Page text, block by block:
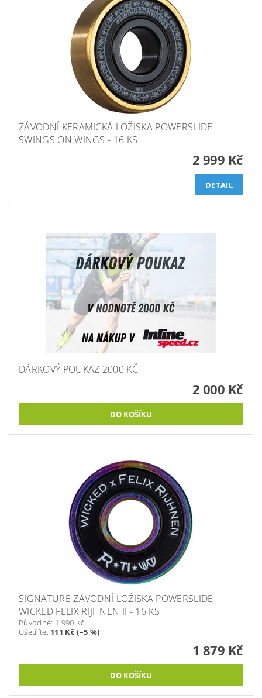
ZÁVODNÍ KERAMICKÁ LOŽISKA POWERSLIDE
SWINGS ON WINGS - 16 KS
2 999 Kč
DETAIL
DÁRKOVÝ POUKAZ 2000 KČ
2 000 Kč
SIGNATURE ZÁVODNÍ LOŽISKA POWERSLIDE
WICKED FELIX RIJHNEN II - 16 KS
Původně: 1 990 Kč
Ušetříte: 111 Kč (–5 %)
1 879 Kč